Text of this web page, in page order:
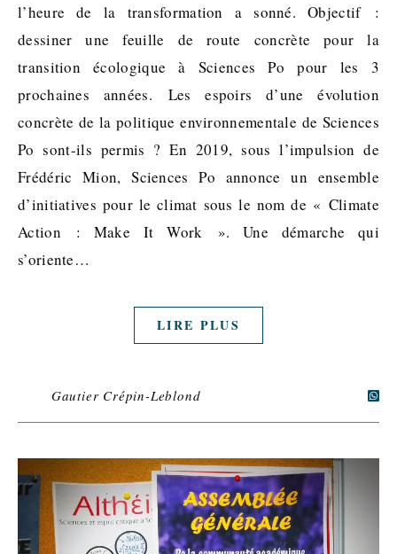
l’heure de la transformation a sonné. Objectif :
dessiner une feuille de route concrète pour la
transition écologique à Sciences Po pour les 3
prochaines années. Les espoirs d’une évolution
concrète de la politique environnementale de Sciences
Po sont-ils permis ? En 2019, sous l’impulsion de
Frédéric Mion, Sciences Po annonce un ensemble
d’initiatives pour le climat sous le nom de « Climate
Action : Make It Work ». Une démarche qui
s’oriente…
LIRE PLUS
Gautier Crépin-Leblond